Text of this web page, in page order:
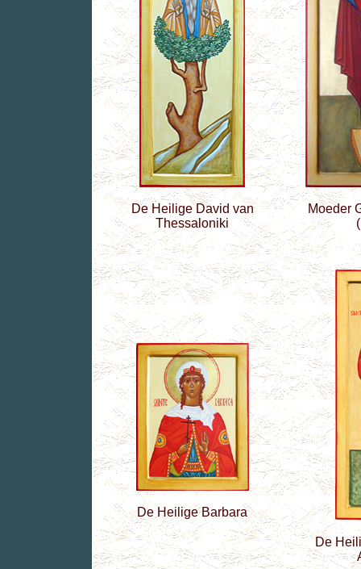
De Heilige David van
Thessaloniki
Moeder
De Heilige Barbara
De